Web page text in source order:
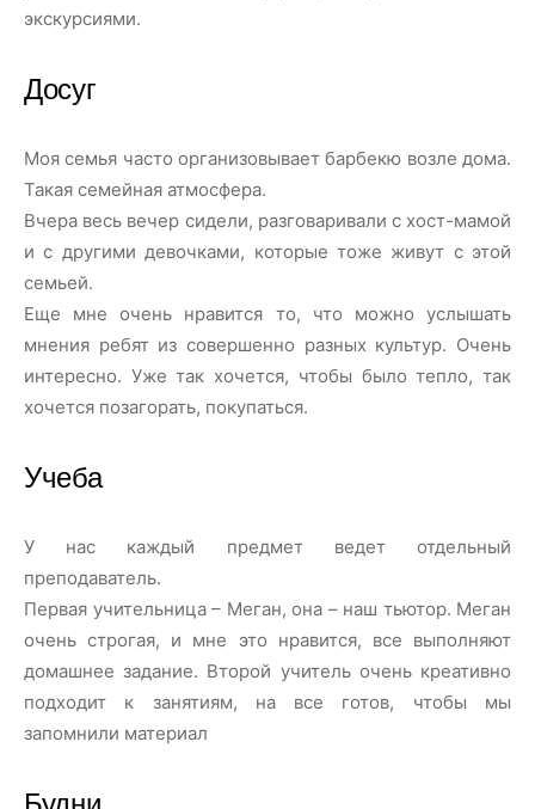
экскурсиями.
Досуг
Моя семья часто организовывает барбекю возле дома.
Такая семейная атмосфера.
Вчера весь вечер сидели, разговаривали с хост-мамой
и с другими девочками, которые тоже живут с этой
семьей.
Еще мне очень нравится то, что можно услышать
мнения ребят из совершенно разных культур. Очень
интересно. Уже так хочется, чтобы было тепло, так
хочется позагорать, покупаться.
Учеба
У нас каждый предмет ведет отдельный
преподаватель.
Первая учительница – Меган, она – наш тьютор. Меган
очень строгая, и мне это нравится, все выполняют
домашнее задание. Второй учитель очень креативно
подходит к занятиям, на все готов, чтобы мы
запомнили материал